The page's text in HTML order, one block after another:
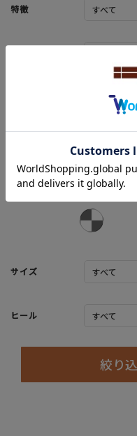
特徴
サイズ
ヒール
絞り